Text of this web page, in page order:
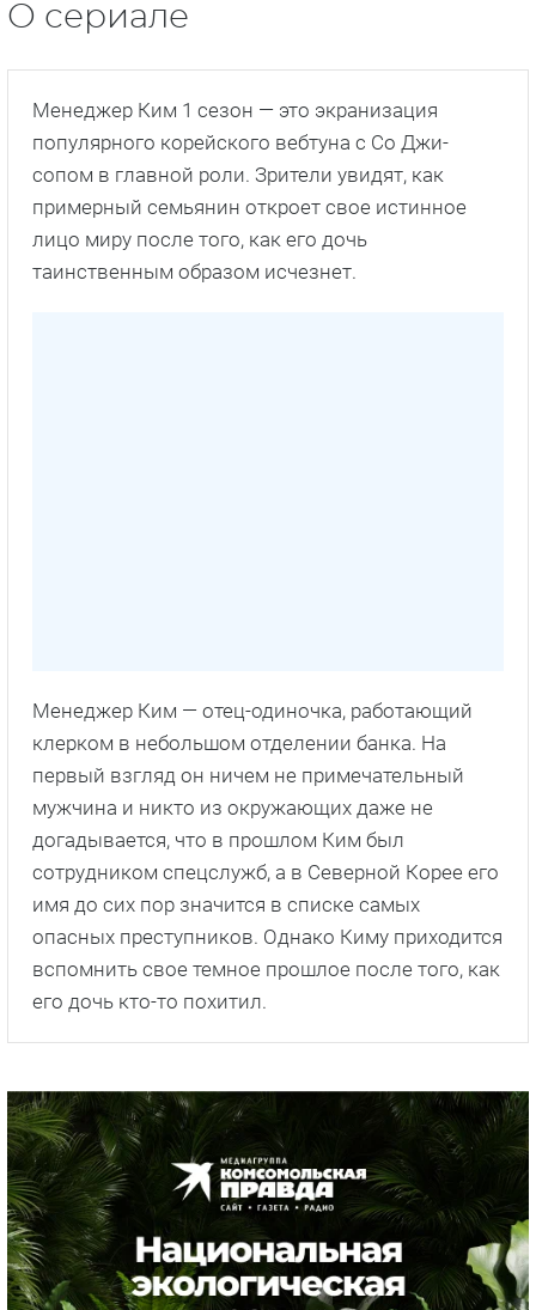
О сериале
Менеджер Ким 1 сезон — это экранизация
популярного корейского вебтуна с Со Джи-
сопом в главной роли. Зрители увидят, как
примерный семьянин откроет свое истинное
лицо миру после того, как его дочь
таинственным образом исчезнет.
Менеджер Ким — отец-одиночка, работающий
клерком в небольшом отделении банка. На
первый взгляд он ничем не примечательный
мужчина и никто из окружающих даже не
догадывается, что в прошлом Ким был
сотрудником спецслужб, а в Северной Корее его
имя до сих пор значится в списке самых
опасных преступников. Однако Киму приходится
вспомнить свое темное прошлое после того, как
его дочь кто-то похитил.